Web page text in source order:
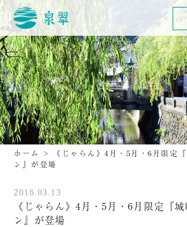
ホーム >
《じゃらん》4月・5月・6月限定
ン』が登場
2016.03.13
《じゃらん》4月・5月・6月限定『
ン』が登場